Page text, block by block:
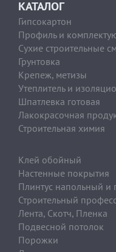
КАТАЛОГ
Гипсокартон
Профиль и
Сухие строительные
Грунтовка
Крепеж, метизы
Утеплитель и
Шпатлевка готовая
Лакокрасочная
Строительная химия
Клей обойный
Настенные покрытия
Плинтус напольный и
Строительный
Лента, Скотч, Пленка
Подвесной потолок
Порожки